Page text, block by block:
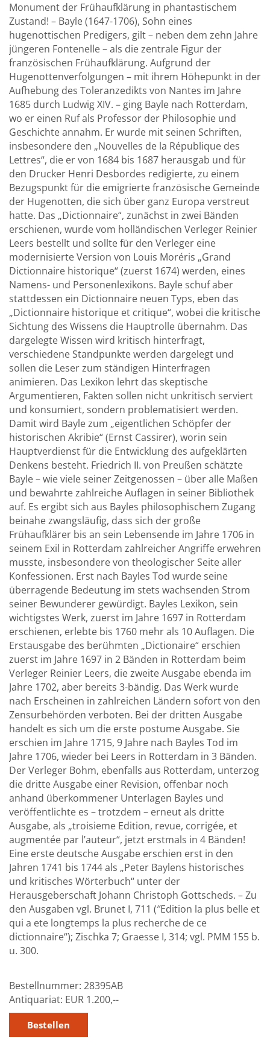
Monument der Frühaufklärung in phantastischem
Zustand! – Bayle (1647-1706), Sohn eines
hugenottischen Predigers, gilt – neben dem zehn Jahre
jüngeren Fontenelle – als die zentrale Figur der
französischen Frühaufklärung. Aufgrund der
Hugenottenverfolgungen – mit ihrem Höhepunkt in der
Aufhebung des Toleranzedikts von Nantes im Jahre
1685 durch Ludwig XIV. – ging Bayle nach Rotterdam,
wo er einen Ruf als Professor der Philosophie und
Geschichte annahm. Er wurde mit seinen Schriften,
insbesondere den „Nouvelles de la République des
Lettres“, die er von 1684 bis 1687 herausgab und für
den Drucker Henri Desbordes redigierte, zu einem
Bezugspunkt für die emigrierte französische Gemeinde
der Hugenotten, die sich über ganz Europa verstreut
hatte. Das „Dictionnaire“, zunächst in zwei Bänden
erschienen, wurde vom holländischen Verleger Reinier
Leers bestellt und sollte für den Verleger eine
modernisierte Version von Louis Moréris „Grand
Dictionnaire historique“ (zuerst 1674) werden, eines
Namens- und Personenlexikons. Bayle schuf aber
stattdessen ein Dictionnaire neuen Typs, eben das
„Dictionnaire historique et critique“, wobei die kritische
Sichtung des Wissens die Hauptrolle übernahm. Das
dargelegte Wissen wird kritisch hinterfragt,
verschiedene Standpunkte werden dargelegt und
sollen die Leser zum ständigen Hinterfragen
animieren. Das Lexikon lehrt das skeptische
Argumentieren, Fakten sollen nicht unkritisch serviert
und konsumiert, sondern problematisiert werden.
Damit wird Bayle zum „eigentlichen Schöpfer der
historischen Akribie“ (Ernst Cassirer), worin sein
Hauptverdienst für die Entwicklung des aufgeklärten
Denkens besteht. Friedrich II. von Preußen schätzte
Bayle – wie viele seiner Zeitgenossen – über alle Maßen
und bewahrte zahlreiche Auflagen in seiner Bibliothek
auf. Es ergibt sich aus Bayles philosophischem Zugang
beinahe zwangsläufig, dass sich der große
Frühaufklärer bis an sein Lebensende im Jahre 1706 in
seinem Exil in Rotterdam zahlreicher Angriffe erwehren
musste, insbesondere von theologischer Seite aller
Konfessionen. Erst nach Bayles Tod wurde seine
überragende Bedeutung im stets wachsenden Strom
seiner Bewunderer gewürdigt. Bayles Lexikon, sein
wichtigstes Werk, zuerst im Jahre 1697 in Rotterdam
erschienen, erlebte bis 1760 mehr als 10 Auflagen. Die
Erstausgabe des berühmten „Dictionaire“ erschien
zuerst im Jahre 1697 in 2 Bänden in Rotterdam beim
Verleger Reinier Leers, die zweite Ausgabe ebenda im
Jahre 1702, aber bereits 3-bändig. Das Werk wurde
nach Erscheinen in zahlreichen Ländern sofort von den
Zensurbehörden verboten. Bei der dritten Ausgabe
handelt es sich um die erste postume Ausgabe. Sie
erschien im Jahre 1715, 9 Jahre nach Bayles Tod im
Jahre 1706, wieder bei Leers in Rotterdam in 3 Bänden.
Der Verleger Bohm, ebenfalls aus Rotterdam, unterzog
die dritte Ausgabe einer Revision, offenbar noch
anhand überkommener Unterlagen Bayles und
veröffentlichte es – trotzdem – erneut als dritte
Ausgabe, als „troisieme Edition, revue, corrigée, et
augmentée par l’auteur“, jetzt erstmals in 4 Bänden!
Eine erste deutsche Ausgabe erschien erst in den
Jahren 1741 bis 1744 als „Peter Baylens historisches
und kritisches Wörterbuch“ unter der
Herausgeberschaft Johann Christoph Gottscheds. – Zu
den Ausgaben vgl. Brunet I, 711 (″Edition la plus belle et
qui a ete longtemps la plus recherche de ce
dictionnaire“); Zischka 7; Graesse I, 314; vgl. PMM 155 b.
u. 300.
Bestellnummer: 28395AB
Antiquariat: EUR 1.200,--